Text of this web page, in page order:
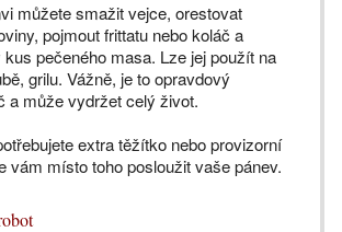
můžete smažit vejce, orestovat
pojmout frittatu nebo koláč a
pečeného masa. Lze jej použít na
grilu. Vážně, je to opravdový
a může vydržet celý život.
extra těžítko nebo provizorní
vám místo toho posloužit vaše pánev.